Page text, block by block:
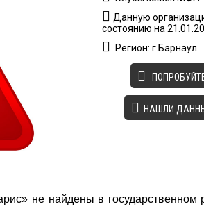
Данную
состоянию на
Регион: г.Барнаул
НАШЛИ
не найдены в государственном